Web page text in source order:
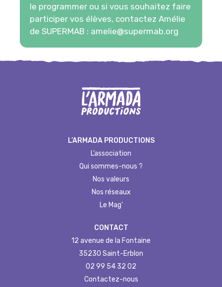
le programmer ou si vous souhaitez faire
participer vos élèves, contactez Amélie
de SUPERMAB : amelie@supermab.org
L’ARMADA PRODUCTIONS
L’association
Qui sommes-nous ?
Nos valeurs
Nos réseaux
Le Mag'
CONTACT
12 avenue de la Fontaine
35230 Saint-Erblon
02 99 54 32 02
Contactez-nous